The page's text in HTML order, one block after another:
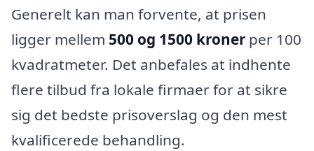
Generelt kan man forvente, at prisen
ligger mellem 500 og 1500 kroner per 100
kvadratmeter. Det anbefales at indhente
flere tilbud fra lokale firmaer for at sikre
sig det bedste prisoverslag og den mest
kvalificerede behandling.